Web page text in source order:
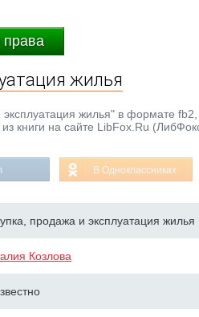
права
жилья
эксплуатация жилья" в формате
книги на сайте LibFox.Ru
В Одноклассниках
продажа и эксплуатация жилья
Козлова